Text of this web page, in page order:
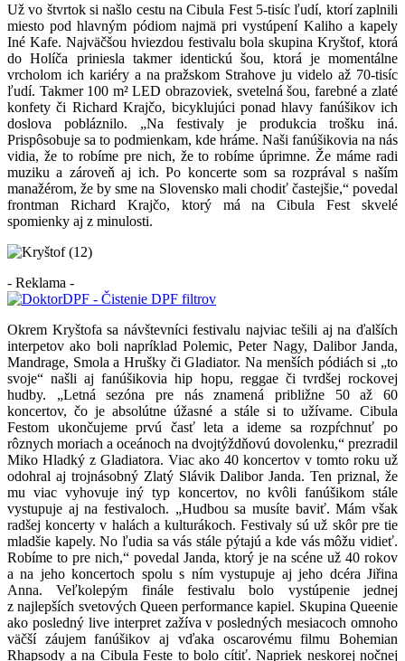
Už vo štvrtok si našlo cestu na Cibula Fest 5-tisíc ľudí, ktorí zaplnili
miesto pod hlavným pódiom najmä pri vystúpení Kaliho a kapely
Iné Kafe. Najväčšou hviezdou festivalu bola skupina Kryštof, ktorá
do Holíča priniesla takmer identickú šou, ktorá je momentálne
vrcholom ich kariéry a na pražskom Strahove ju videlo až 70-tisíc
ľudí. Takmer 100 m² LED obrazoviek, svetelná šou, farebné a zlaté
konfety či Richard Krajčo, bicyklujúci ponad hlavy fanúšikov ich
doslova pobláznilo. „Na festivaly je produkcia trošku iná.
Prispôsobuje sa to podmienkam, kde hráme. Naši fanúšikovia na nás
vidia, že to robíme pre nich, že to robíme úprimne. Že máme radi
muziku a zároveň aj ich. Po koncerte som sa rozprával s naším
manažérom, že by sme na Slovensko mali chodiť častejšie,“ povedal
frontman Richard Krajčo, ktorý má na Cibula Fest skvelé
spomienky aj z minulosti.
- Reklama -
Okrem Kryštofa sa návštevníci festivalu najviac tešili aj na ďalších
interpetov ako boli napríklad Polemic, Peter Nagy, Dalibor Janda,
Mandrage, Smola a Hrušky či Gladiator. Na menších pódiách si „to
svoje“ našli aj fanúšikovia hip hopu, reggae či tvrdšej rockovej
hudby. „Letná sezóna pre nás znamená približne 50 až 60
koncertov, čo je absolútne úžasné a stále si to užívame. Cibula
Festom ukončujeme prvú časť leta a ideme sa rozpŕchnuť po
rôznych moriach a oceánoch na dvojtýždňovú dovolenku,“ prezradil
Miko Hladký z Gladiatora. Viac ako 40 koncertov v tomto roku už
odohral aj trojnásobný Zlatý Slávik Dalibor Janda. Ten priznal, že
mu viac vyhovuje iný typ koncertov, no kvôli fanúšikom stále
vystupuje aj na festivaloch. „Hudbou sa musíte baviť. Mám však
radšej koncerty v halách a kulturákoch. Festivaly sú už skôr pre tie
mladšie kapely. No ľudia sa vás stále pýtajú a kde vás môžu vidieť.
Robíme to pre nich,“ povedal Janda, ktorý je na scéne už 40 rokov
a na jeho koncertoch spolu s ním vystupuje aj jeho dcéra Jiřina
Anna. Veľkolepým finále festivalu bolo vystúpenie jednej
z najlepších svetových Queen performance kapiel. Skupina Queenie
ako posledný live interpret zažíva v posledných mesiacoch omnoho
väčší záujem fanúšikov aj vďaka oscarovému filmu Bohemian
Rhapsody a na Cibula Feste to bolo cítiť. Napriek neskorej nočnej